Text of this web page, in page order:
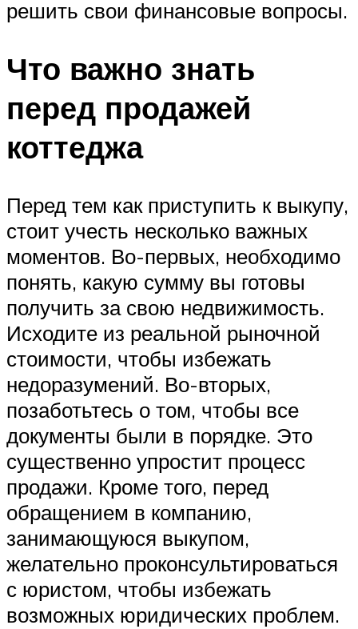
решить свои финансовые вопросы.
Что важно знать
перед продажей
коттеджа
Перед тем как приступить к выкупу,
стоит учесть несколько важных
моментов. Во-первых, необходимо
понять, какую сумму вы готовы
получить за свою недвижимость.
Исходите из реальной рыночной
стоимости, чтобы избежать
недоразумений. Во-вторых,
позаботьтесь о том, чтобы все
документы были в порядке. Это
существенно упростит процесс
продажи. Кроме того, перед
обращением в компанию,
занимающуюся выкупом,
желательно проконсультироваться
с юристом, чтобы избежать
возможных юридических проблем.